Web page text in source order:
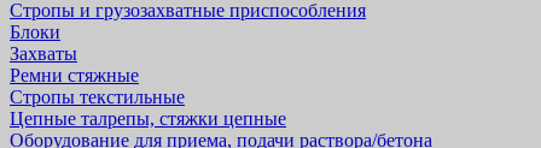
Стропы и грузозахватные приспособления
Блоки
Захваты
Ремни стяжные
Стропы текстильные
Цепные талрепы, стяжки цепные
Оборудование для приема, подачи раствора/бетона